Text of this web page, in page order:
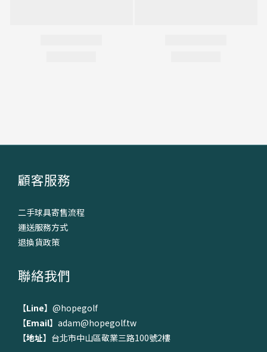
顧客服務
二手球具寄售流程
運送服務方式
退換貨政策
聯絡我們
【Line】 @hopegolf
【Email】adam@hopegolf.tw
【地址】台北市中山區敬業三路100號2樓